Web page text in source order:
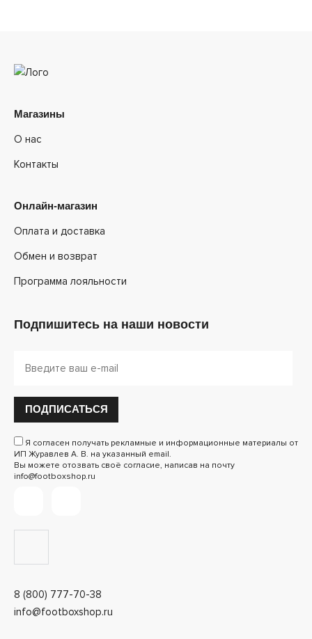
8 (800) 777-70-38
info@footboxshop.ru
Магазины
О нас
Контакты
Онлайн-магазин
Оплата и доставка
Обмен и возврат
Программа лояльности
Подпишитесь на наши новости
ПОДПИСАТЬСЯ
Я согласен получать рекламные и информационные материалы от
ИП Журавлев А. В. на указанный email.
Вы можете отозвать своё согласие, написав на почту
info@footboxshop.ru